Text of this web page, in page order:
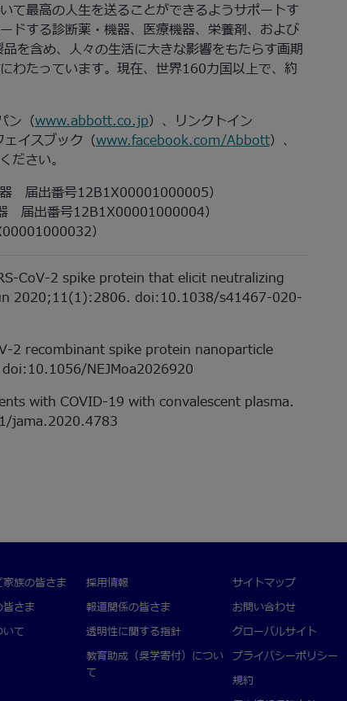
て最高の人生を送ることができるようサポートす
ドする診断薬・機器、医療機器、栄養剤、および
を含め、人々の生活に大きな影響をもたらす画期
わたっています。現在、世界160カ国以上で、約
ン（www.abbott.co.jp）、リンクトイン
ェイスブック（www.facebook.com/Abbott）、
さい。
届出番号12B1X00001000005）
届出番号12B1X00001000004）
）
CoV-2 spike protein that elicit neutralizing
2020;11(1):2806. doi:10.1038/s41467-020-
2 recombinant spike protein nanoparticle
NEJMoa2026920
with COVID-19 with convalescent plasma.
jama.2020.4783
族の皆さま
さま
て
採用情報
報道関係の皆さま
透明性に関する指針
教育助成（奨学寄付）につい
て
サイトマップ
お問い合わせ
グローバルサイト
プライバシーポリシー
規約